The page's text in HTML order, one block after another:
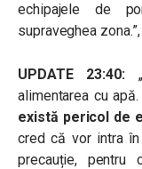
echipajele de
supraveghea zona.
UPDATE 23:40:
alimentarea cu
există pericol de
cred că vor intra
precauție,